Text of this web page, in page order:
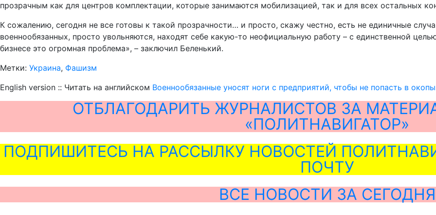
прозрачным как для центров комплектации, которые занимаются мобилизацией, так и для всех остальных
К сожалению, сегодня не все готовы к такой прозрачности… и просто, скажу честно, есть не единичные
военнообязанных, просто увольняются, находят себе какую-то неофициальную работу – с единственной
бизнесе это огромная проблема», – заключил Беленький.
Метки: Украина, Фашизм
English version :: Читать на английском Военнообязанные уносят ноги с предприятий, чтобы не попасть в
ОТБЛАГОДАРИТЬ ЖУРНАЛИСТОВ ЗА
«ПОЛИТНАВИГАТОР»
ПОДПИШИТЕСЬ НА РАССЫЛКУ НОВОСТЕЙ
ПОЧТУ
ВСЕ НОВОСТИ ЗА СЕГОДНЯ